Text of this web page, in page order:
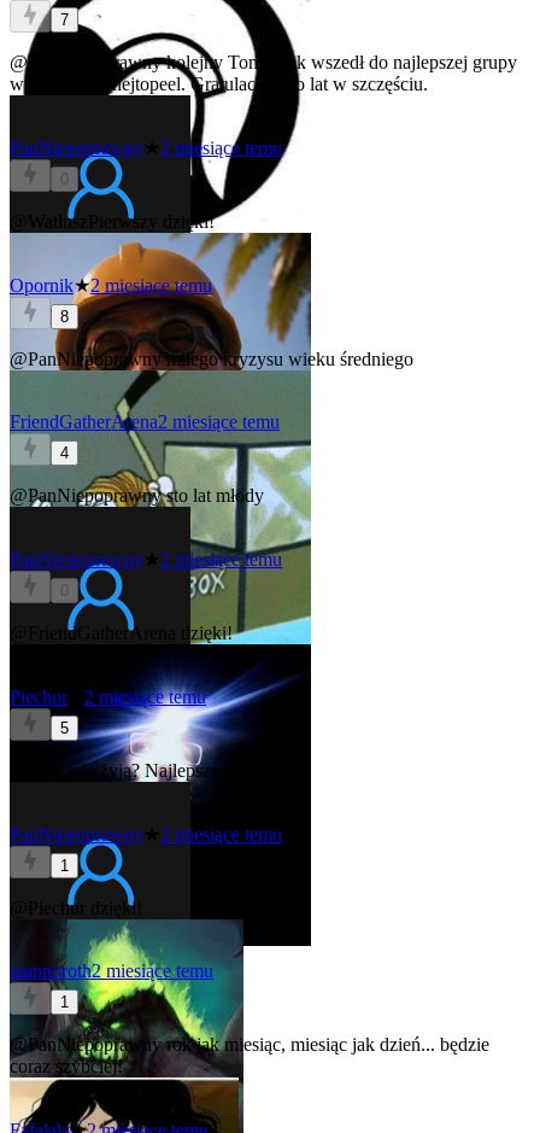
7
@PanNiepoprawnykolejny Tomeczek wszedł do najlepszej grupy
wiekowej na hejtopeel. Gratulacje i sto lat w szczęściu.
PanNiepoprawny 2 miesiące temu
0
@WatluszPierwszy dzięki!
Opornik★2 miesiące temu
8
@PanNiepoprawnymiłego kryzysu wieku średniego
FriendGatherArena2 miesiące temu
4
@PanNiepoprawnysto lat młody
PanNiepoprawny 2 miesiące temu
0
@FriendGatherArena dzięki!
Piechur★ 2 miesiące temu
5
Ludzie tyle żyją? Najlepszego
PanNiepoprawny 2 miesiące temu
1
@Piechur dzięki!
mannoroth2 miesiące temu
1
@PanNiepoprawnyrok jak miesiąc, miesiąc jak dzień... będzie
coraz szybciej!